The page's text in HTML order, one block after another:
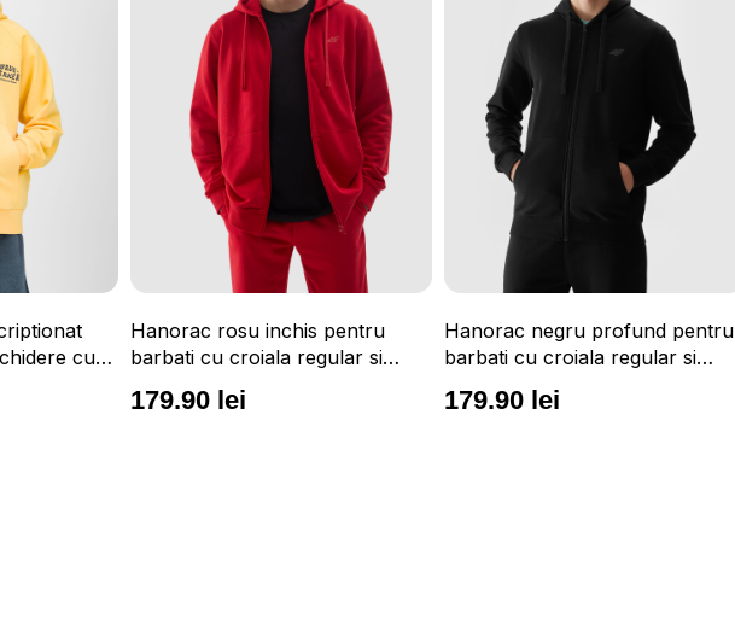
cu
4F
Hanorac rosu inchis pentru
barbati cu croiala regular si
gluga integrata 4F
179.90 lei
Hanorac negru profund pentru
barbati cu croiala regular si
gluga integrata 4F
179.90 lei